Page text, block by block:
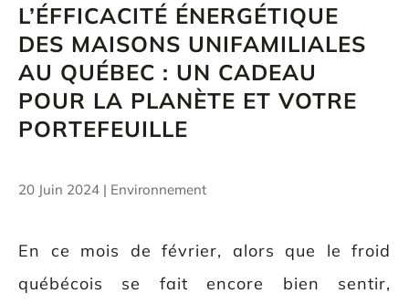
L’ÉFFICACITÉ ÉNERGÉTIQUE
DES MAISONS UNIFAMILIALES
AU QUÉBEC : UN CADEAU
POUR LA PLANÈTE ET VOTRE
PORTEFEUILLE
20 Juin 2024 | Environnement
En ce mois de février, alors que le froid
québécois se fait encore bien sentir,